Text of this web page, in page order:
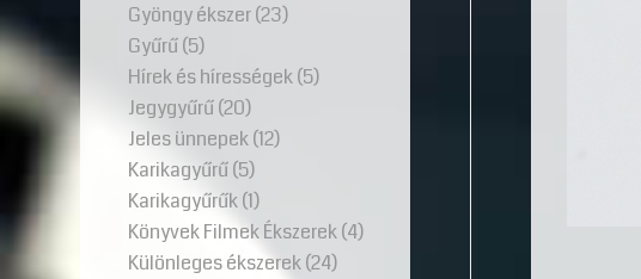
Gyöngy ékszer(23)
Gyűrű(5)
Hírek és hírességek(5)
Jegygyűrű(20)
Jeles ünnepek(12)
Karikagyűrű(5)
Karikagyűrűk(1)
Könyvek Filmek Ékszerek(4)
Különleges ékszerek(24)